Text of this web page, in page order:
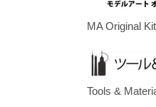
MA Original
Tools &